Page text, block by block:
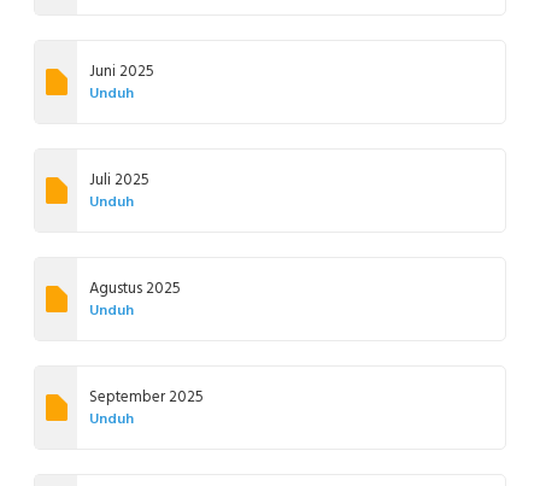
Juni 2025
Unduh
Juli 2025
Unduh
Agustus 2025
Unduh
September 2025
Unduh